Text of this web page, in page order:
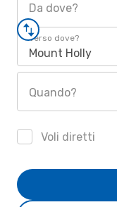
Da dove?
Verso dove?
Mount Holly
Quando?
Voli diretti